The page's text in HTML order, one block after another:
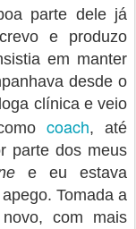
parte dele já
e produzo
em manter
desde o
clínica e veio
coach, até
parte dos meus
e eu estava
Tomada a
com mais